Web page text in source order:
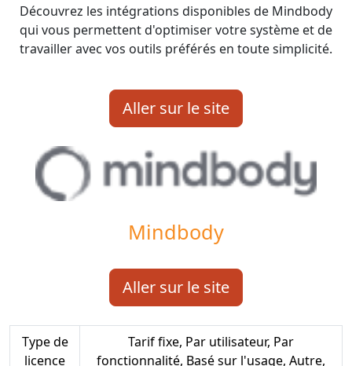
Découvrez les intégrations disponibles de Mindbody
qui vous permettent d'optimiser votre système et de
travailler avec vos outils préférés en toute simplicité.
Aller sur le site
Mindbody
Aller sur le site
Type de
licence
Tarif fixe, Par utilisateur, Par
fonctionnalité, Basé sur l'usage, Autre,